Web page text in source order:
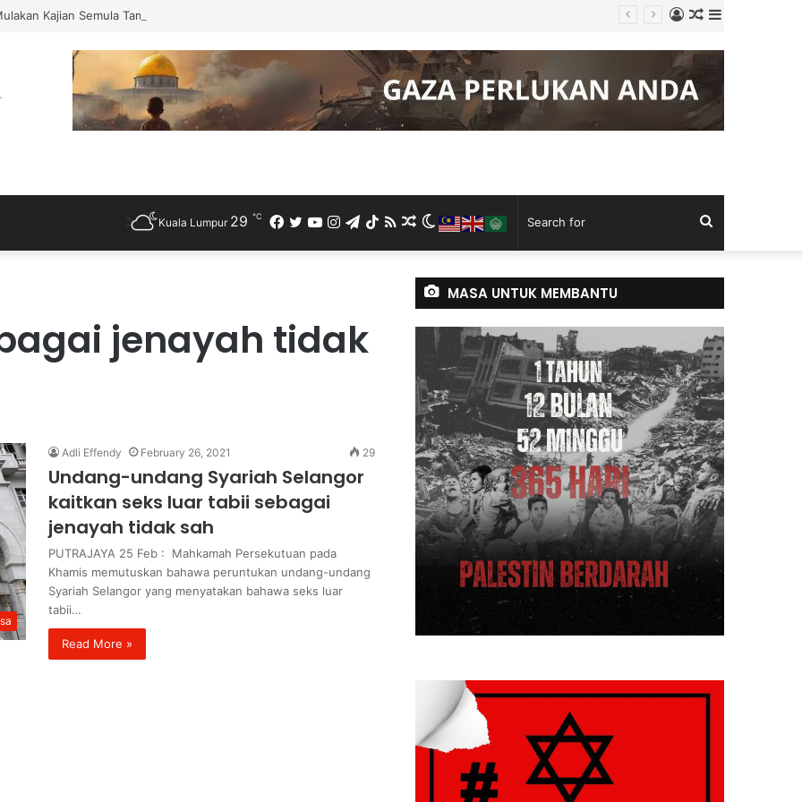
Kajian Semula Tamat Tempoh Duti Anti-Lambakan Import Gegelung Keluli China, Vietnam
Random
Article
Log
In
for
Switch
skin
Random
Article
RSS
TikTok
Telegram
Instagram
YouTube
Twitter
Facebook
Kuala Lumpur 29 ℃
jenayah tidak
Adli Effendy February 26, 2021 29
Undang-undang Syariah Selangor
kaitkan seks luar tabii sebagai
jenayah tidak sah
PUTRAJAYA 25 Feb : Mahkamah Persekutuan pada
Khamis memutuskan bahawa peruntukan undang-undang
Syariah Selangor yang menyatakan bahawa seks luar
tabii…
Read More »
MASA UNTUK MEMBANTU